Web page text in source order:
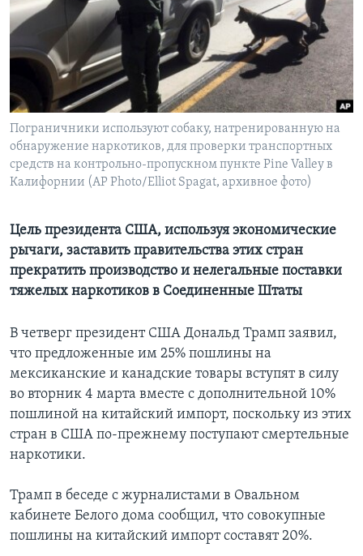
Learning English
СОЦИАЛЬНЫЕ СЕТИ
Языки
Пограничники используют собаку, натренированную на
обнаружение наркотиков, для проверки транспортных
средств на контрольно-пропускном пункте Pine Valley в
Калифорнии (AP Photo/Elliot Spagat, архивное фото)
Цель президента США, используя экономические
рычаги, заставить правительства этих стран
прекратить производство и нелегальные поставки
тяжелых наркотиков в Соединенные Штаты
В четверг президент США Дональд Трамп заявил,
что предложенные им 25% пошлины на
мексиканские и канадские товары вступят в силу
во вторник 4 марта вместе с дополнительной 10%
пошлиной на китайский импорт, поскольку из этих
стран в США по-прежнему поступают смертельные
наркотики.
Трамп в беседе с журналистами в Овальном
кабинете Белого дома сообщил, что совокупные
пошлины на китайский импорт составят 20%.